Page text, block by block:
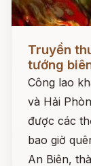
Đọc ngay
Truyền
tướng
Công lao
và Hải
được các
bao giờ
An Biên,